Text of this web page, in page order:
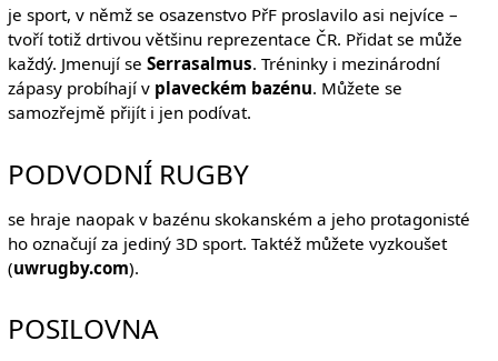
je sport, v němž se osazenstvo PřF proslavilo asi nejvíce –
tvoří totiž drtivou většinu reprezentace ČR. Přidat se může
každý. Jmenují se Serrasalmus. Tréninky i mezinárodní
zápasy probíhají v plaveckém bazénu. Můžete se
samozřejmě přijít i jen podívat.
PODVODNÍ RUGBY
se hraje naopak v bazénu skokanském a jeho protagonisté
ho označují za jediný 3D sport. Taktéž můžete vyzkoušet
(uwrugby.com).
POSILOVNA